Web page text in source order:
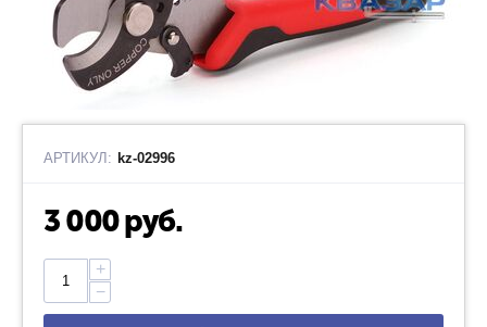
АРТИКУЛ: kz-02996
3 000руб.
+
−